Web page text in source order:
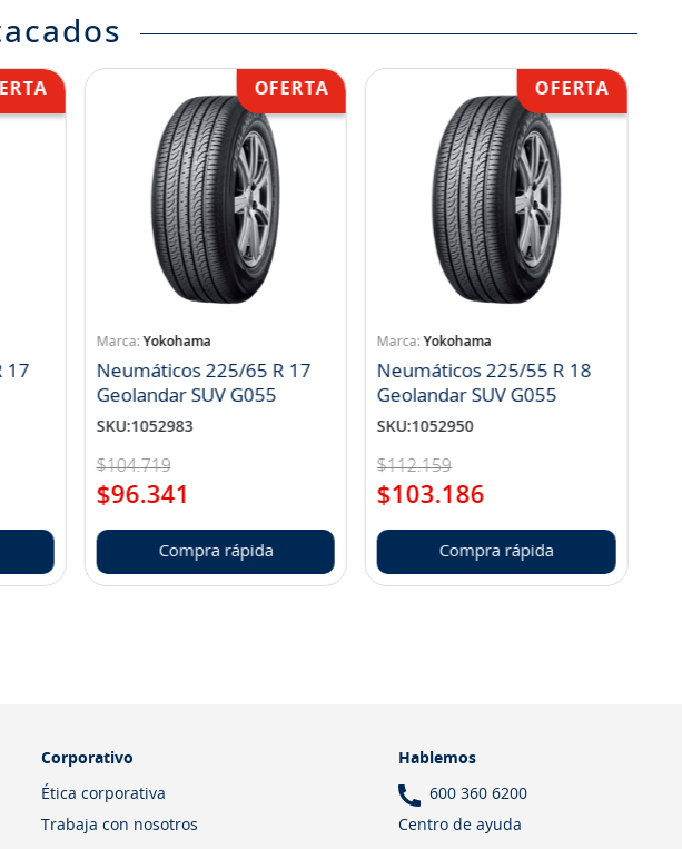
17
Yokohama
Neumáticos 225/65 R 17
Geolandar SUV G055
SKU:1052983
$104.719
$96.341
Compra rápida
Yokohama
Neumáticos 225/55 R 18
Geolandar SUV G055
SKU:1052950
$112.159
$103.186
Compra rápida
Corporativo
Ética corporativa
Trabaja con nosotros
Hablemos
600 360 6200
Centro de ayuda